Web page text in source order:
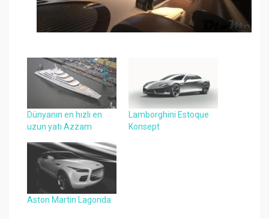
Dünyanın en hızlı en
uzun yatı Azzam
Lamborghini Estoque
Konsept
Aston Martin Lagonda